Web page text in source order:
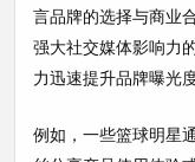
言品牌的选择与商业
强大社交媒体影响力
力迅速提升品牌曝光度
例如，一些篮球明星